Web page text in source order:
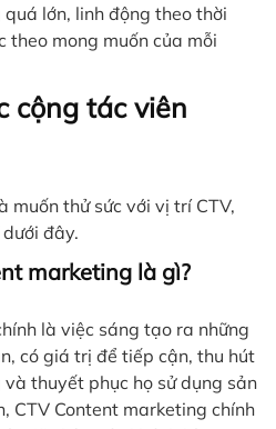
lớn, linh động theo thời
mong muốn của mỗi
cộng tác viên
muốn thử sức với vị trí CTV,
đây.
marketing là gì?
là việc sáng tạo ra những
có giá trị để tiếp cận, thu hút
thuyết phục họ sử dụng sản
CTV Content marketing chính